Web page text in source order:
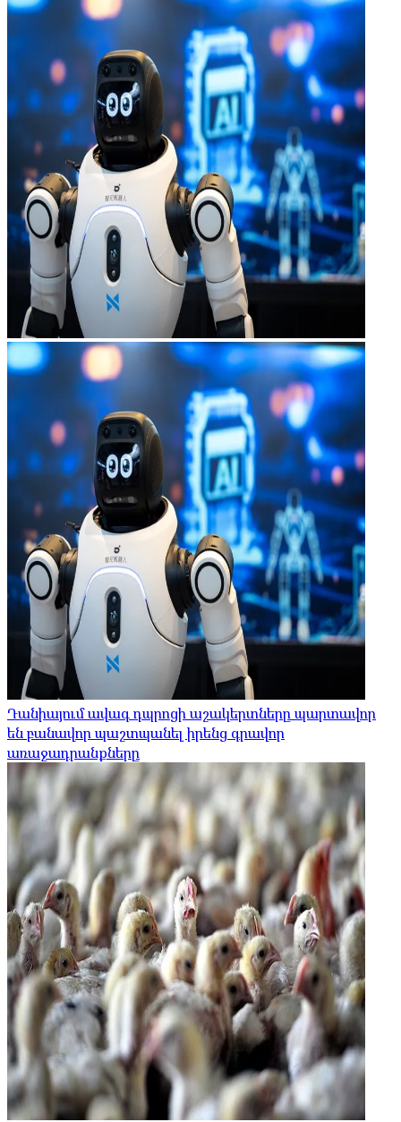
Դանիայում ավագ դպրոցի աշակերտները պարտավոր
են բանավոր պաշտպանել իրենց գրավոր
առաջադրանքները